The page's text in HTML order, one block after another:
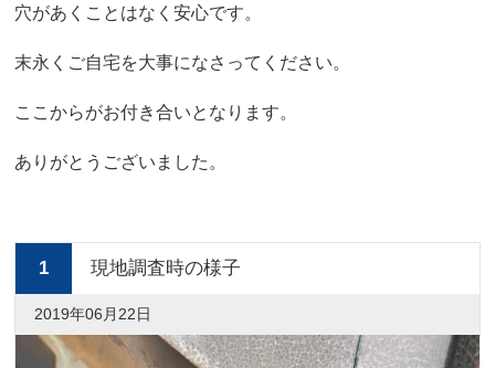
穴があくことはなく安心です。
末永くご自宅を大事になさってください。
ここからがお付き合いとなります。
ありがとうございました。
1 現地調査時の様子
2019年06月22日